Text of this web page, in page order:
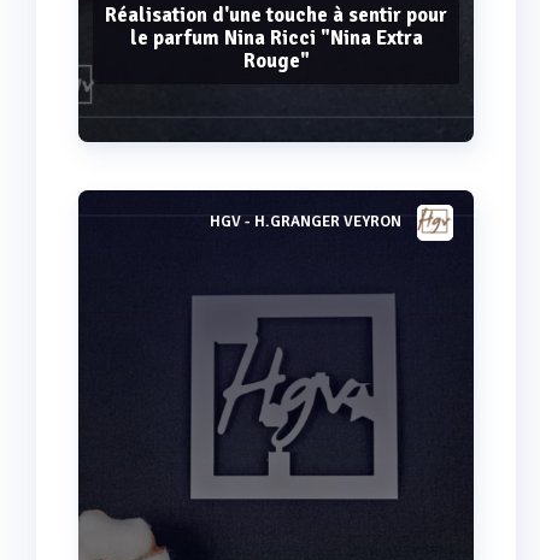
Réalisation d'une touche à sentir pour
le parfum Nina Ricci "Nina Extra
Rouge"
Voir plus
HGV - H.GRANGER VEYRON